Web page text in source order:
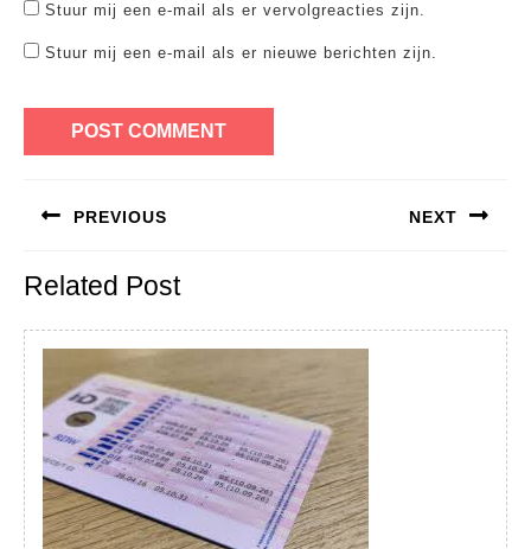
Stuur mij een e-mail als er vervolgreacties zijn.
Stuur mij een e-mail als er nieuwe berichten zijn.
navigatie
PREVIOUS
post:
NEXT
Related Post